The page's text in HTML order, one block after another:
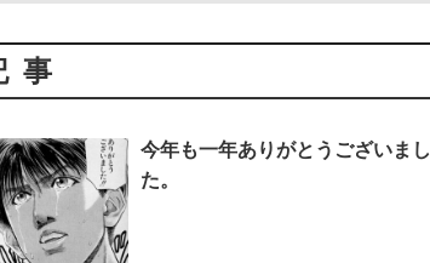
事
今年も一年ありがとうございまし
た。